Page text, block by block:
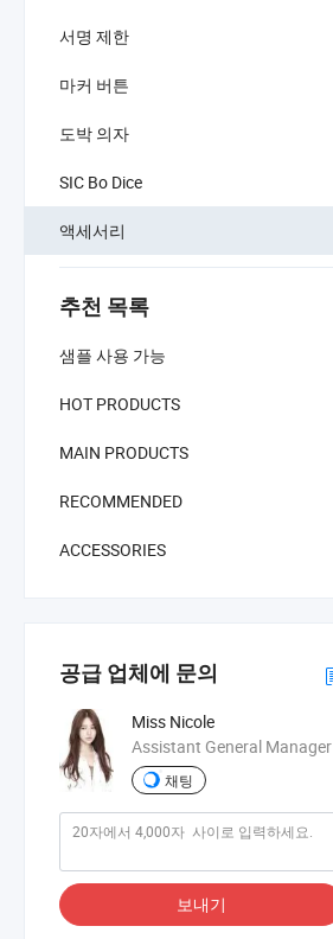
서명 제한
마커 버튼
도박 의자
SIC Bo Dice
액세서리
추천 목록
샘플 사용 가능
HOT PRODUCTS
MAIN PRODUCTS
RECOMMENDED
ACCESSORIES
공급 업체에 문의
Miss Nicole
Assistant General Manager
채팅
보내기